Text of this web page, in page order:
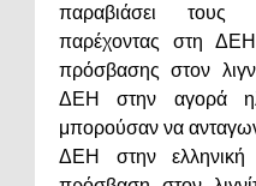
παραβιάσει τους
παρέχοντας στη ΔΕΗ
πρόσβασης στον
ΔΕΗ στην αγορά
μπορούσαν να
ΔΕΗ στην ελληνική